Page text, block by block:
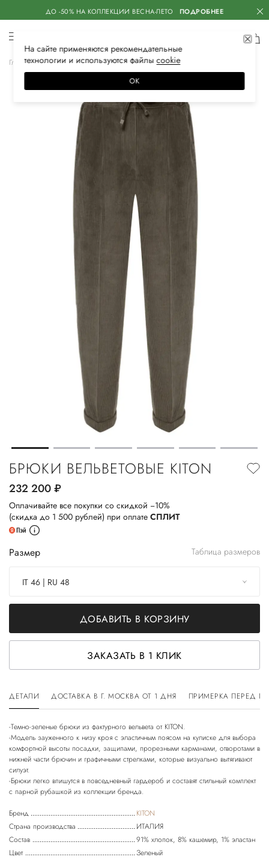
ДО -50% НА КОЛЛЕКЦИИ ВЕСНА-ЛЕТО ПОДРОБНЕЕ
Главная Женская Одежда Брюки Зауженные
БРЮКИ ВЕЛЬВЕТОВЫЕ KITON
232 200руб.
Оплачивайте все покупки со скидкой −10%
(скидка до 1 500 рублей) при оплате СПЛИТ
Размер Таблица размеров
IT 46 | RU 48
ДОБАВИТЬ В КОРЗИНУ
ЗАКАЗАТЬ В 1 КЛИК
ДЕТАЛИ ДОСТАВКА В Г. МОСКВА ОТ 1 ДНЯ ПРИМЕРКА ПЕРЕД
-Темно-зеленые брюки из фактурного вельвета от KITON.
-Модель зауженного к низу кроя с эластичным поясом на кулиске для выбора
комфортной высоты посадки, защипами, прорезными карманами, отворотами в
нижней части брючин и графичными стрелками, которые визуально вытягивают
силуэт.
-Брюки легко впишутся в повседневный гардероб и составят стильный комплект
Бренд
KITON
Страна производства
ИТАЛИЯ
Состав
91% хлопок, 8% кашемир, 1% эластан
Цвет
Зеленый
На сайте применяются рекомендательные
технологии и используются файлысооkiе
ОК